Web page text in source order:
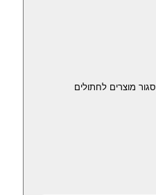
סגור מוצרים לחתולים